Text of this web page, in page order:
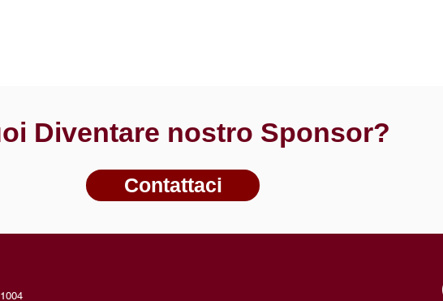
Diventare nostro Sponsor?
Contattaci